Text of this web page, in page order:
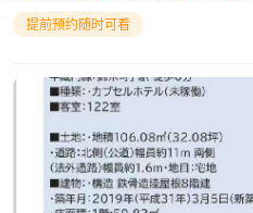
提前预约随时可看